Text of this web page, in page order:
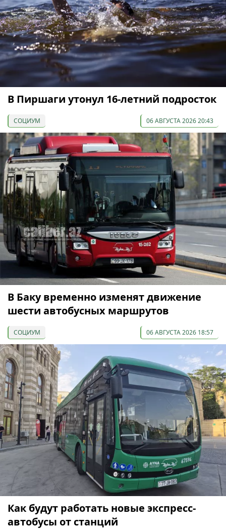
В Пиршаги утонул 16-летний подросток
СОЦИУМ 06 АВГУСТА 2026 20:43
В Баку временно изменят движение
шести автобусных маршрутов
СОЦИУМ 06 АВГУСТА 2026 18:57
Как будут работать новые экспресс-
автобусы от станций